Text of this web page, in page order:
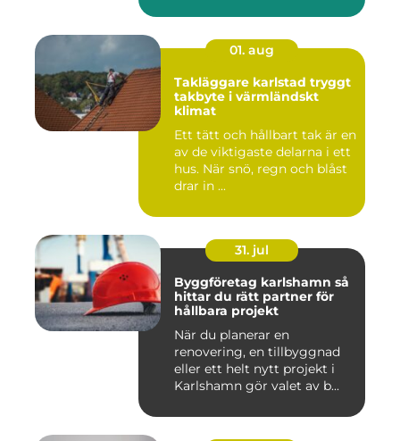
01. aug
Takläggare karlstad tryggt
takbyte i värmländskt
klimat
Ett tätt och hållbart tak är en
av de viktigaste delarna i ett
hus. När snö, regn och blåst
drar in ...
31. jul
Byggföretag karlshamn så
hittar du rätt partner för
hållbara projekt
När du planerar en
renovering, en tillbyggnad
eller ett helt nytt projekt i
Karlshamn gör valet av b...